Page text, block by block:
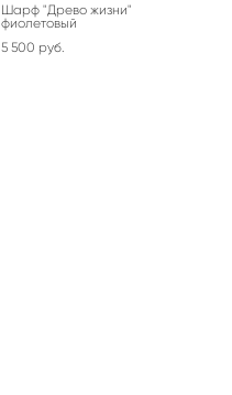
Шарф "Древо жизни"
фиолетовый
5 500 pуб.